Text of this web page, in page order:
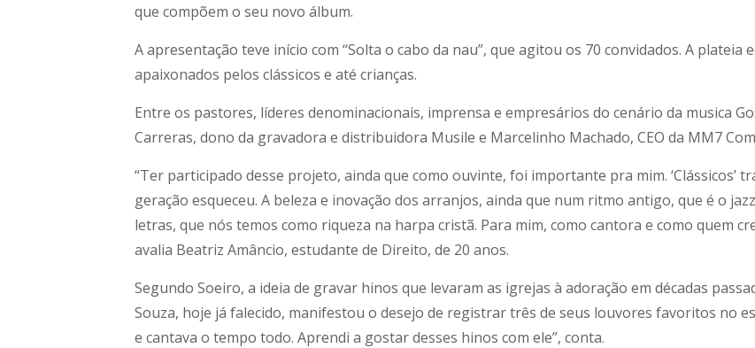
que compõem o seu novo álbum.
A apresentação teve início com “Solta o cabo da nau”, que agitou os 70 convidados. A
apaixonados pelos clássicos e até crianças.
Entre os pastores, líderes denominacionais, imprensa e empresários do cenário da musica
Carreras, dono da gravadora e distribuidora Musile e Marcelinho Machado, CEO da MM7
“Ter participado desse projeto, ainda que como ouvinte, foi importante pra mim. ‘Clássicos’
geração esqueceu. A beleza e inovação dos arranjos, ainda que num ritmo antigo, que é o
letras, que nós temos como riqueza na harpa cristã. Para mim, como cantora e como quem
avalia Beatriz Amâncio, estudante de Direito, de 20 anos.
Segundo Soeiro, a ideia de gravar hinos que levaram as igrejas à adoração em décadas
Souza, hoje já falecido, manifestou o desejo de registrar três de seus louvores favoritos no
e cantava o tempo todo. Aprendi a gostar desses hinos com ele”, conta.